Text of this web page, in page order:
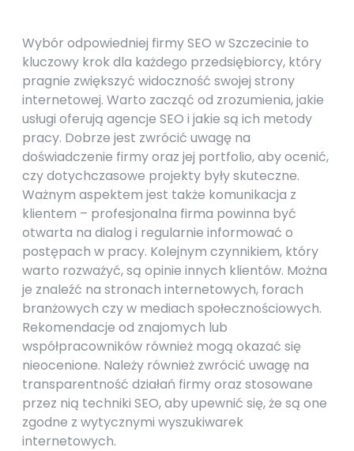
Wybór odpowiedniej firmy SEO w Szczecinie to
kluczowy krok dla każdego przedsiębiorcy, który
pragnie zwiększyć widoczność swojej strony
internetowej. Warto zacząć od zrozumienia, jakie
usługi oferują agencje SEO i jakie są ich metody
pracy. Dobrze jest zwrócić uwagę na
doświadczenie firmy oraz jej portfolio, aby ocenić,
czy dotychczasowe projekty były skuteczne.
Ważnym aspektem jest także komunikacja z
klientem – profesjonalna firma powinna być
otwarta na dialog i regularnie informować o
postępach w pracy. Kolejnym czynnikiem, który
warto rozważyć, są opinie innych klientów. Można
je znaleźć na stronach internetowych, forach
branżowych czy w mediach społecznościowych.
Rekomendacje od znajomych lub
współpracowników również mogą okazać się
nieocenione. Należy również zwrócić uwagę na
transparentność działań firmy oraz stosowane
przez nią techniki SEO, aby upewnić się, że są one
zgodne z wytycznymi wyszukiwarek
internetowych.